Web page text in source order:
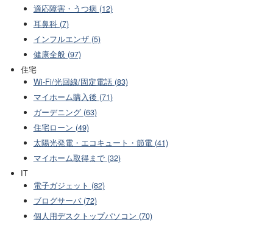
適応障害・うつ病 (12)
耳鼻科 (7)
インフルエンザ (5)
健康全般 (97)
住宅
Wi-Fi/光回線/固定電話 (83)
マイホーム購入後 (71)
ガーデニング (63)
住宅ローン (49)
太陽光発電・エコキュート・節電 (41)
マイホーム取得まで (32)
IT
電子ガジェット (82)
ブログサーバ (72)
個人用デスクトップパソコン (70)